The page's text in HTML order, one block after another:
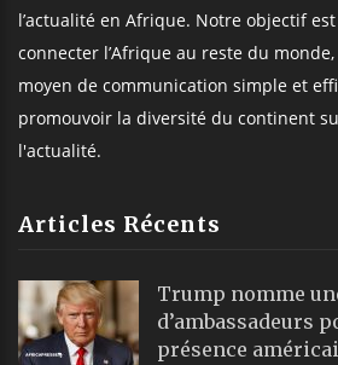
l’actualité en Afrique. Notre objectif
connecter l’Afrique au reste du
moyen de communication simple et
promouvoir la diversité du continent
l'actualité.
Articles Récents
Trump nomme
d’ambassadeurs
présence